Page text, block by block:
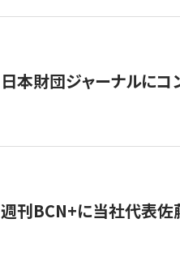
日本財団ジャーナルにコ
週刊BCN+に当社代表佐